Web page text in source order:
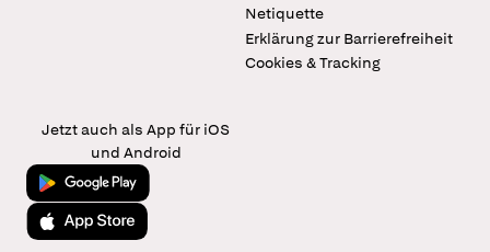
Netiquette
Erklärung zur Barrierefreiheit
Cookies & Tracking
Jetzt auch als App für iOS
und Android
Jetzt bei Google Play
Laden im App Store